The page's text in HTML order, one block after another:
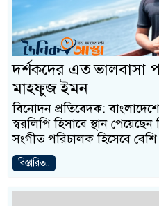
দর্শকদের এত ভালবাসা
মাহফুজ ইমন
বিনোদন প্রতিবেদক:
স্বরলিপি হিসাবে স্থান
সংগীত পরিচালক হিসেবে বেশি
বিস্তারিত..